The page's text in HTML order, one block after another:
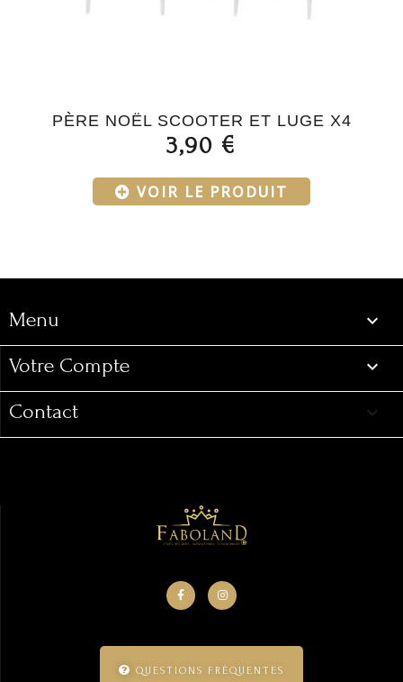
PÈRE NOËL SCOOTER ET LUGE X4
3,90 €
VOIR LE PRODUIT
Menu
Menu 
Votre Compte 
Contact keyboard_arrow_down
QUESTIONS FRÉQUENTES